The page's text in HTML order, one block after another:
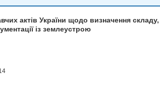
актів України щодо визначення
із землеустрою